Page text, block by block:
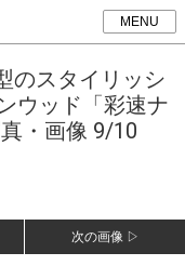
MENU
のスタイリッシ
ウッド「彩速ナ
・画像 9/10
次の画像 ▷